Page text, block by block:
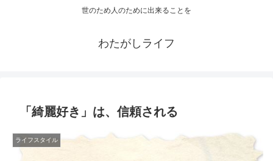
世のため人のために出来ることを
わたがしライフ
「綺麗好き」は、信頼される
ライフスタイル